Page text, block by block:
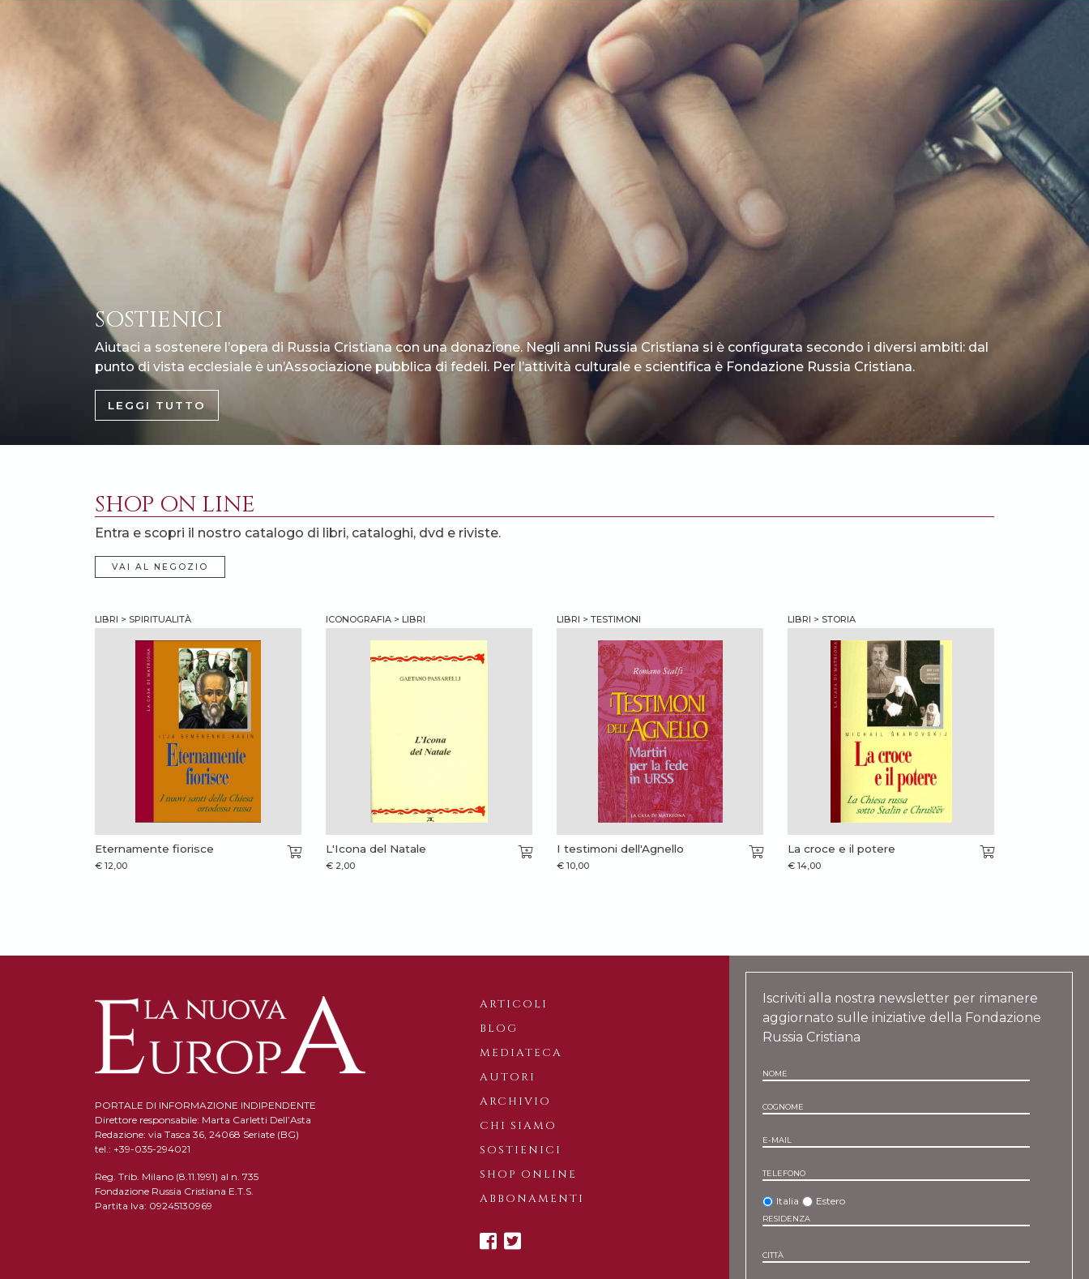
SOSTIENICI
Aiutaci a sostenere l’opera di Russia Cristiana con una donazione. Negli anni Russia Cristiana si è configurata secondo i diversi ambiti: dal
punto di vista ecclesiale è un’Associazione pubblica di fedeli. Per l’attività culturale e scientifica è Fondazione Russia Cristiana.
LEGGI TUTTO
SHOP ON LINE
Entra e scopri il nostro catalogo di libri, cataloghi, dvd e riviste.
VAI AL NEGOZIO
LIBRI > SPIRITUALITÀ
Eternamente fiorisce
€ 12,00
ICONOGRAFIA > LIBRI
L'Icona del Natale
€ 2,00
LIBRI > TESTIMONI
I testimoni dell'Agnello
€ 10,00
LIBRI > STORIA
La croce e il potere
€ 14,00
PORTALE DI INFORMAZIONE INDIPENDENTE
Direttore responsabile: Marta Carletti Dell’Asta
Redazione: via Tasca 36, 24068 Seriate (BG)
tel.: +39-035-294021
Reg. Trib. Milano (8.11.1991) al n. 735
Fondazione Russia Cristiana E.T.S.
Partita Iva: 09245130969
ARTICOLI
BLOG
MEDIATECA
AUTORI
ARCHIVIO
CHI SIAMO
SOSTIENICI
SHOP ONLINE
ABBONAMENTI
Iscriviti alla nostra newsletter per rimanere
aggiornato sulle iniziative della Fondazione
Russia Cristiana
NOME
COGNOME
E-MAIL
TELEFONO
Italia Estero
RESIDENZA
CITTÀ